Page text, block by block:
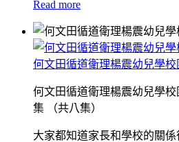
Read more
何文田循道衛理楊震幼兒學
何文田循道衛理楊震幼兒學
集 （共八集）
大家都知道家長和學校的關